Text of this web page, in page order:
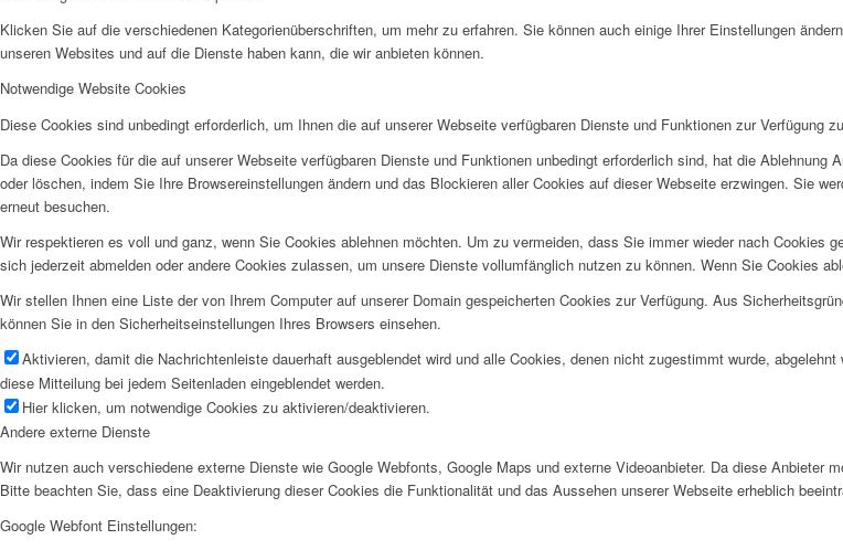
Klicken Sie auf die verschiedenen Kategorienüberschriften, um mehr zu erfahren. Sie können auch einige Ihrer Einstellungen
unseren Websites und auf die Dienste haben kann, die wir anbieten können.
Notwendige Website Cookies
Diese Cookies sind unbedingt erforderlich, um Ihnen die auf unserer Webseite verfügbaren Dienste und Funktionen zur Verfügung
Da diese Cookies für die auf unserer Webseite verfügbaren Dienste und Funktionen unbedingt erforderlich sind, hat die
oder löschen, indem Sie Ihre Browsereinstellungen ändern und das Blockieren aller Cookies auf dieser Webseite erzwingen. Sie
erneut besuchen.
Wir respektieren es voll und ganz, wenn Sie Cookies ablehnen möchten. Um zu vermeiden, dass Sie immer wieder nach
sich jederzeit abmelden oder andere Cookies zulassen, um unsere Dienste vollumfänglich nutzen zu können. Wenn Sie Cookies
Wir stellen Ihnen eine Liste der von Ihrem Computer auf unserer Domain gespeicherten Cookies zur Verfügung. Aus
können Sie in den Sicherheitseinstellungen Ihres Browsers einsehen.
Aktivieren, damit die Nachrichtenleiste dauerhaft ausgeblendet wird und alle Cookies, denen nicht zugestimmt wurde,
diese Mitteilung bei jedem Seitenladen eingeblendet werden.
Hier klicken, um notwendige Cookies zu aktivieren/deaktivieren.
Andere externe Dienste
Wir nutzen auch verschiedene externe Dienste wie Google Webfonts, Google Maps und externe Videoanbieter. Da diese Anbieter
Bitte beachten Sie, dass eine Deaktivierung dieser Cookies die Funktionalität und das Aussehen unserer Webseite erheblich
Google Webfont Einstellungen: